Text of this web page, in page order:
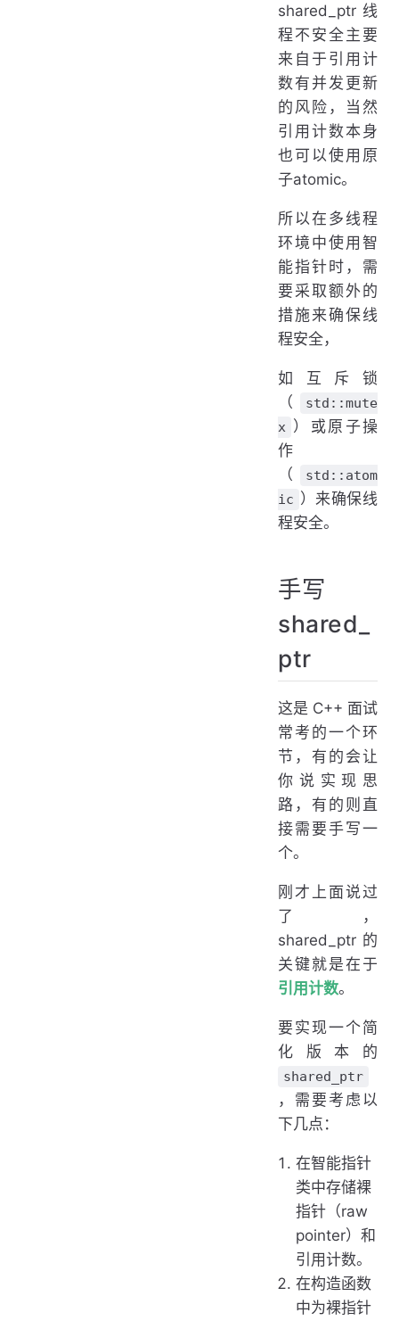
shared_ptr 线
程不安全主要
来自于引用计
数有并发更新
的风险，当然
引用计数本身
也可以使用原
子atomic。
所以在多线程
环境中使用智
能指针时，需
要采取额外的
措施来确保线
程安全，
如互斥锁
（
std::mute
x ）或原子操
作
（
std::atom
ic ）来确保线
程安全。
手写
shared_
ptr
这是 C++ 面试
常考的一个环
节，有的会让
你说实现思
路，有的则直
接需要手写一
个。
刚才上面说过
了，
shared_ptr 的
关键就是在于
引用计数。
要实现一个简
化版本的
shared_ptr
，需要考虑以
下几点：
在智能指针
类中存储裸
指针（raw
pointer）和
引用计数。
在构造函数
中为裸指针